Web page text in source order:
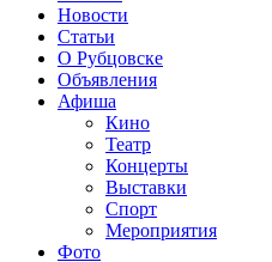
Новости
Статьи
О Рубцовске
Объявления
Афиша
Кино
Театр
Концерты
Выставки
Спорт
Мероприятия
Фото